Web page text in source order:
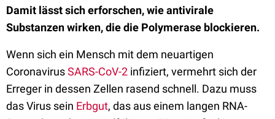
Damit lässt sich erforschen, wie antivirale
Substanzen wirken, die die Polymerase blockieren.
Wenn sich ein Mensch mit dem neuartigen
CoronavirusSARS-CoV-2 infiziert, vermehrt sich der
Erreger in dessen Zellen rasend schnell. Dazu muss
das Virus sein Erbgut, das aus einem langen RNA-